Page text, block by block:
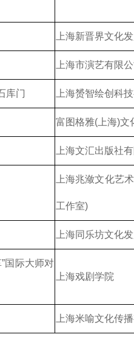
上海新晋界文化
上海市演艺有限公
库门 上海赟智绘创科
富图格雅(上海)文
上海文汇出版社
上海兆潋文化艺
工作室)
上海同乐坊文化
国际大师对
上海戏剧学院
上海米喻文化传